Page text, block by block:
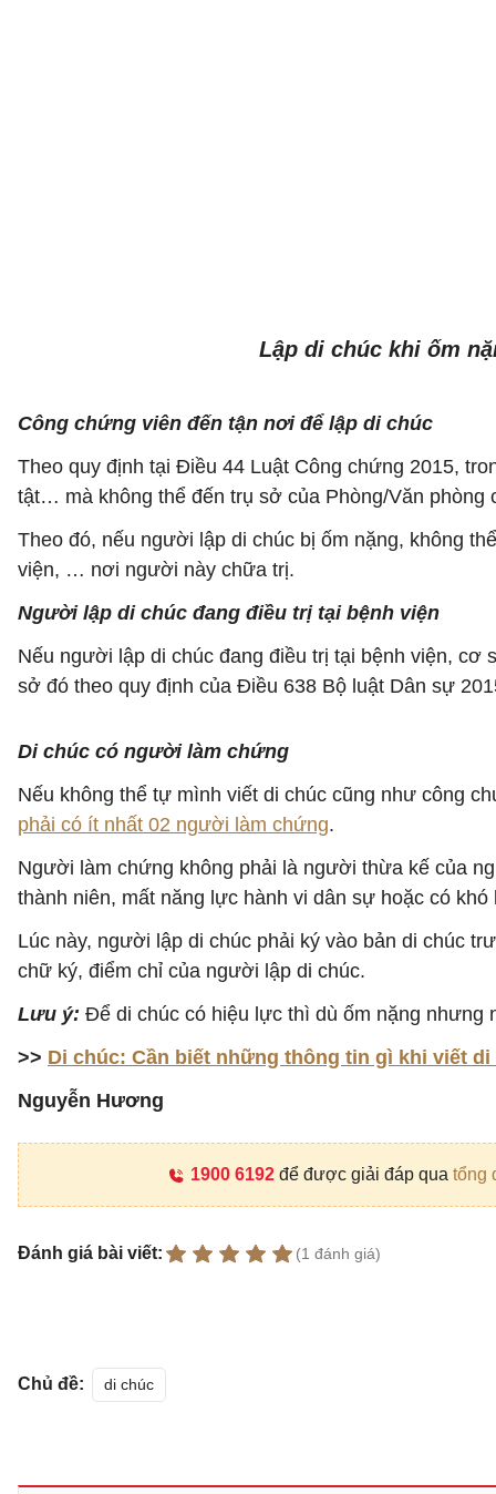
Lập di chúc khi ốm
Công chứng viên đến tận nơi để lập di chúc
Theo quy định tại Điều 44 Luật Công chứng 2015,
tật… mà không thể đến trụ sở của Phòng/Văn
Theo đó, nếu người lập di chúc bị ốm nặng, không
viện, … nơi người này chữa trị.
Người lập di chúc đang điều trị tại bệnh viện
Nếu người lập di chúc đang điều trị tại bệnh viện,
sở đó theo quy định của Điều 638 Bộ luật Dân sự
Di chúc có người làm chứng
Nếu không thể tự mình viết di chúc cũng như công
phải có ít nhất 02 người làm chứng.
Người làm chứng không phải là người thừa kế của
thành niên, mất năng lực hành vi dân sự hoặc có
Lúc này, người lập di chúc phải ký vào bản di chúc
chữ ký, điểm chỉ của người lập di chúc.
Lưu ý: Để di chúc có hiệu lực thì dù ốm nặng nhưng
>> Di chúc: Cần biết những thông tin gì khi viết di
Nguyễn Hương
1900 6192để được giải đáp qua tổng
Đánh giá bài viết: (1 đánh giá)
Chủ đề: di chúc